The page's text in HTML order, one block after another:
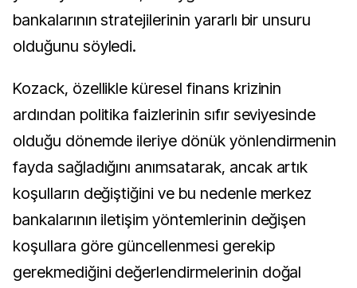
bankalarının stratejilerinin yararlı bir unsuru
olduğunu söyledi.
Kozack, özellikle küresel finans krizinin
ardından politika faizlerinin sıfır seviyesinde
olduğu dönemde ileriye dönük yönlendirmenin
fayda sağladığını anımsatarak, ancak artık
koşulların değiştiğini ve bu nedenle merkez
bankalarının iletişim yöntemlerinin değişen
koşullara göre güncellenmesi gerekip
gerekmediğini değerlendirmelerinin doğal